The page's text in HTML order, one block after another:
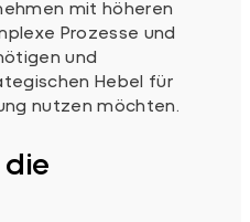
mit höheren
Prozesse und
und
Hebel für
nutzen möchten.